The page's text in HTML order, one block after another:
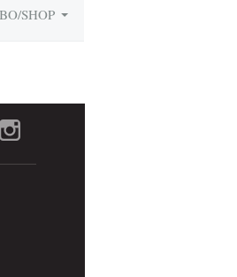
SHOP